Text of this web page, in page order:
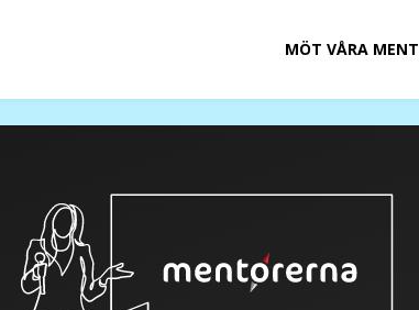
MÖT VÅRA